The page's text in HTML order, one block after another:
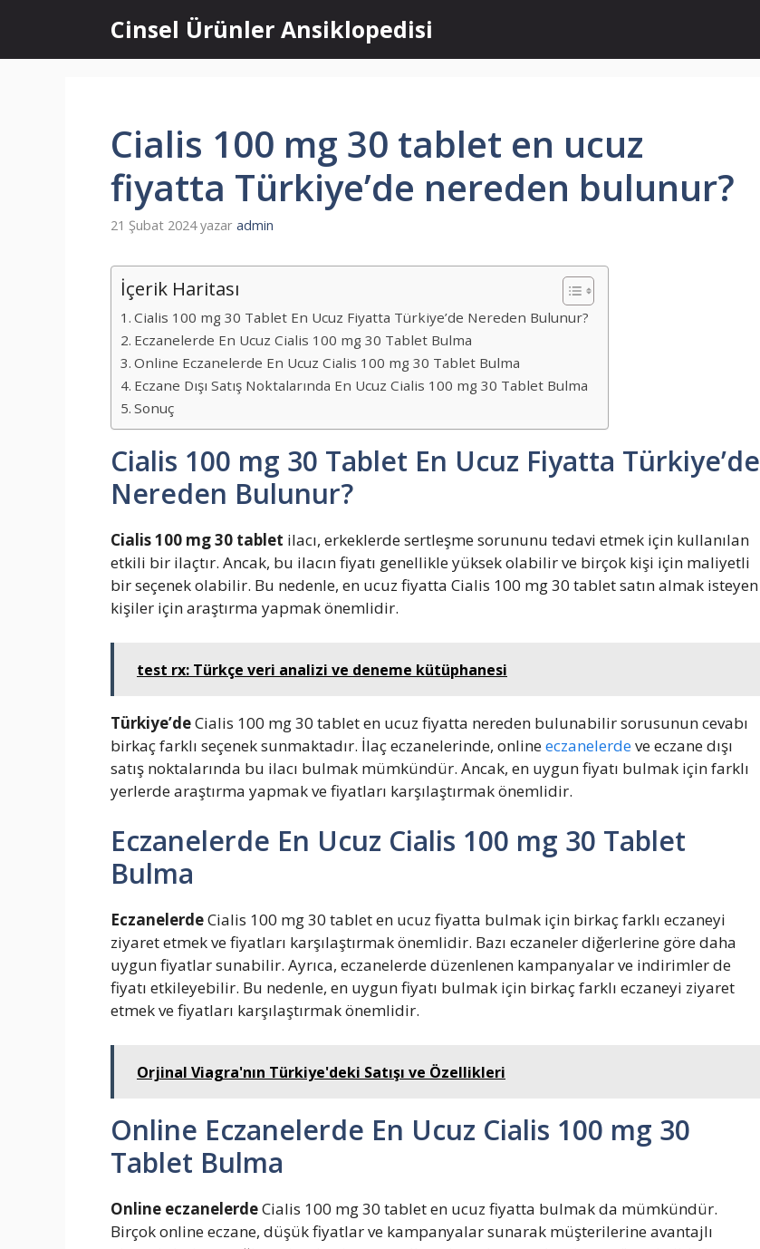
Cinsel Ürünler Ansiklopedisi
Cialis 100 mg 30 tablet en ucuz
fiyatta Türkiye’de nereden bulunur?
21 Şubat 2024 yazar admin
İçerik Haritası
Cialis 100 mg 30 Tablet En Ucuz Fiyatta Türkiye’de Nereden Bulunur?
Eczanelerde En Ucuz Cialis 100 mg 30 Tablet Bulma
Online Eczanelerde En Ucuz Cialis 100 mg 30 Tablet Bulma
Eczane Dışı Satış Noktalarında En Ucuz Cialis 100 mg 30 Tablet Bulma
Sonuç
Cialis 100 mg 30 Tablet En Ucuz Fiyatta Türkiye’de
Nereden Bulunur?
Cialis 100 mg 30 tablet ilacı, erkeklerde sertleşme sorununu tedavi etmek için kullanılan
etkili bir ilaçtır. Ancak, bu ilacın fiyatı genellikle yüksek olabilir ve birçok kişi için maliyetli
bir seçenek olabilir. Bu nedenle, en ucuz fiyatta Cialis 100 mg 30 tablet satın almak isteyen
kişiler için araştırma yapmak önemlidir.
test rx: Türkçe veri analizi ve deneme kütüphanesi
Türkiye’deCialis 100 mg 30 tablet en ucuz fiyatta nereden bulunabilir sorusunun cevabı
birkaç farklı seçenek sunmaktadır. İlaç eczanelerinde, onlineeczanelerdeve eczane dışı
satış noktalarında bu ilacı bulmak mümkündür. Ancak, en uygun fiyatı bulmak için farklı
yerlerde araştırma yapmak ve fiyatları karşılaştırmak önemlidir.
Eczanelerde En Ucuz Cialis 100 mg 30 Tablet
Bulma
EczanelerdeCialis 100 mg 30 tablet en ucuz fiyatta bulmak için birkaç farklı eczaneyi
ziyaret etmek ve fiyatları karşılaştırmak önemlidir. Bazı eczaneler diğerlerine göre daha
uygun fiyatlar sunabilir. Ayrıca, eczanelerde düzenlenen kampanyalar ve indirimler de
fiyatı etkileyebilir. Bu nedenle, en uygun fiyatı bulmak için birkaç farklı eczaneyi ziyaret
etmek ve fiyatları karşılaştırmak önemlidir.
Orjinal Viagra'nın Türkiye'deki Satışı ve Özellikleri
Online Eczanelerde En Ucuz Cialis 100 mg 30
Tablet Bulma
Online eczanelerdeCialis 100 mg 30 tablet en ucuz fiyatta bulmak da mümkündür.
Birçok online eczane, düşük fiyatlar ve kampanyalar sunarak müşterilerine avantajlı